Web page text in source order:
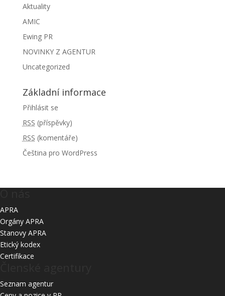
Aktuality
AMIC
Ewing PR
NOVINKY Z AGENTUR
Uncategorized
Základní informace
Přihlásit se
RSS (příspěvky)
RSS (komentáře)
Čeština pro WordPress
APRA
Orgány APRA
Stanovy APRA
Etický kodex
Certifikace
Seznam agentur